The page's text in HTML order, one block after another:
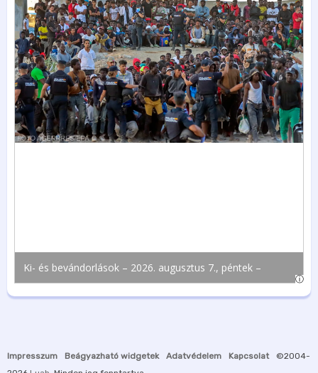
Impresszum Beágyazható widgetek Adatvédelem Kapcsolat
©2004-